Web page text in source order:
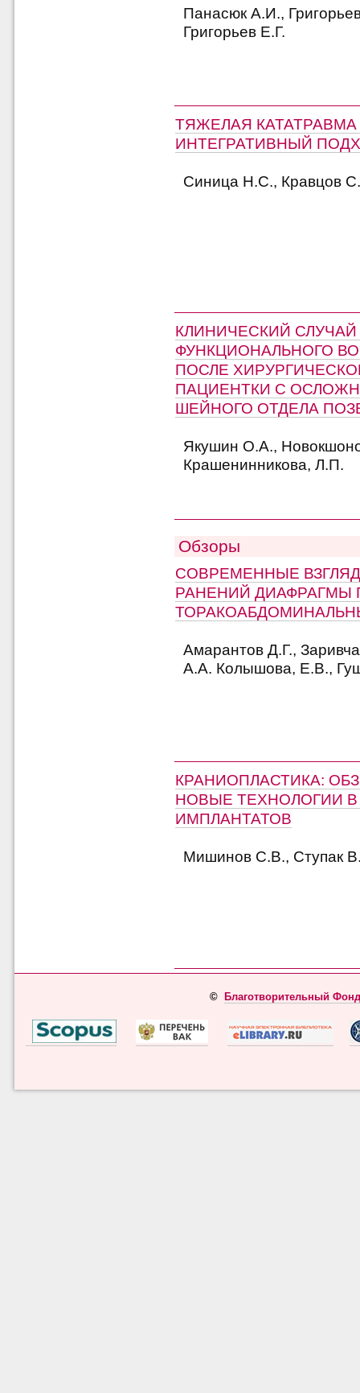
Панасюк А.И.,
Григорьев Е.Г.
ТЯЖЕЛАЯ КАТАТРАВМА
ИНТЕГРАТИВНЫЙ
Синица Н.С., Кравцов
КЛИНИЧЕСКИЙ
ФУНКЦИОНАЛЬНОГО
ПОСЛЕ
ПАЦИЕНТКИ С
ШЕЙНОГО ОТДЕЛА
Якушин О.А.,
Крашенинникова, Л.П.
Обзоры
СОВРЕМЕННЫЕ
РАНЕНИЙ ДИАФРАГМЫ
Амарантов Д.Г.,
А.А. Колышова, Е.В.,
КРАНИОПЛАСТИКА:
НОВЫЕ ТЕХНОЛОГИИ
ИМПЛАНТАТОВ
Мишинов С.В., Ступак
© Благотворительный